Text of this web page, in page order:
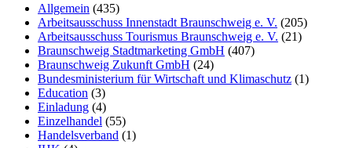
Allgemein (435)
Arbeitsausschuss Innenstadt Braunschweig e. V. (205)
Arbeitsausschuss Tourismus Braunschweig e. V. (21)
Braunschweig Stadtmarketing GmbH (407)
Braunschweig Zukunft GmbH (24)
Bundesministerium für Wirtschaft und Klimaschutz (1)
Education (3)
Einladung (4)
Einzelhandel (55)
Handelsverband (1)